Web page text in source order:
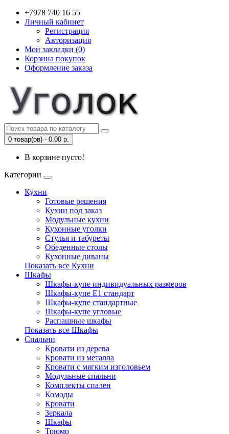
+7978 740 16 55
Личный кабинет
Регистрация
Авторизация
Мои закладки (0)
Корзина покупок
Оформление заказа
0 товар(ов) - 0.00 р.
В корзине пусто!
Категории
Кухни
Готовые решения
Кухни под заказ
Модульные кухни
Кухонные уголки
Стулья и табуреты
Обеденные столы
Кухонные диваны
Показать все Кухни
Шкафы
Шкафы-купе индивидуальных размеров
Шкафы-купе Е1 стандарт
Шкафы-купе стандартные
Шкафы-купе угловые
Распашные шкафы
Показать все Шкафы
Спальни
Кровати из дерева
Кровати из металла
Кровати с мягким изголовьем
Модульные спальни
Комплекты спален
Комоды
Кровати
Зеркала
Шкафы
Трюмо